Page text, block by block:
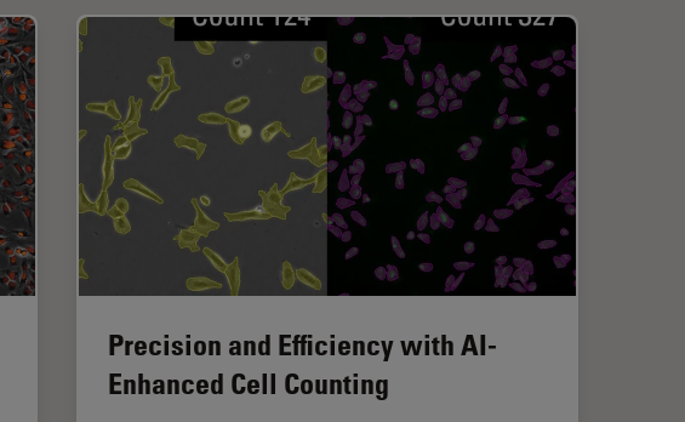
Precision and Efficiency with AI-
Enhanced Cell Counting